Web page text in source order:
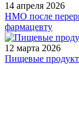
14 апреля 2026
НМО после
фармацевту
12 марта 2026
Пищевые